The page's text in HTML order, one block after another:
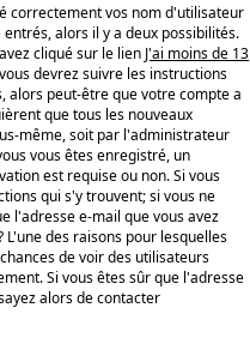
correctement vos nom d'utilisateur
alors il y a deux possibilités.
cliqué sur le lien J'ai moins de 13
devrez suivre les instructions
alors peut-être que votre compte a
que tous les nouveaux
même, soit par l'administrateur
vous êtes enregistré, un
est requise ou non. Si vous
qui s'y trouvent; si vous ne
l'adresse e-mail que vous avez
des raisons pour lesquelles
de voir des utilisateurs
Si vous êtes sûr que l'adresse
alors de contacter